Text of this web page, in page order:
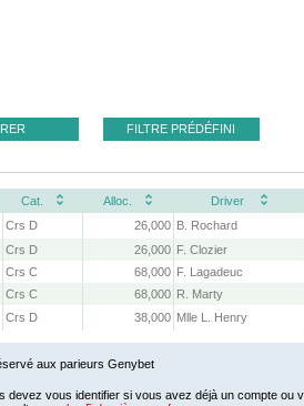
FILTRE PRÉDÉFINI
Cat. Alloc. Driver
Crs D 26,000 B. Rochard
Crs D 26,000 F. Clozier
Crs C 68,000 F. Lagadeuc
Crs C 68,000 R. Marty
Crs D 38,000 Mlle L. Henry
aux parieurs Genybet
vous identifier si vous avez déjà un compte ou